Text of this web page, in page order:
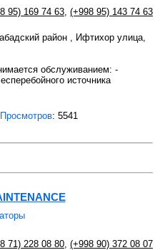
95) 169 74 63 (+998 95) 143 74 63
район , Ифтихор улица,
обслуживанием: -
источника
Просмотров: 5541
71) 228 08 80 (+998 90) 372 08 07